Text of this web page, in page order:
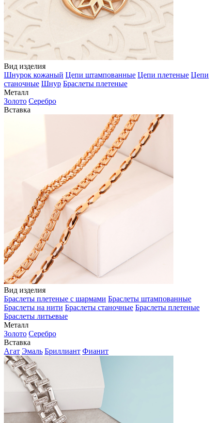
Вид изделия
Шнурок кожаный Цепи штампованные Цепи плетеные Цепи
станочные Шнур Браслеты плетеные
Металл
Золото Серебро
Вставка
Вид изделия
Браслеты плетеные с шармами Браслеты штампованные
Браслеты на нити Браслеты станочные Браслеты плетеные
Браслеты литьевые
Металл
Золото Серебро
Вставка
Агат Эмаль Бриллиант Фианит